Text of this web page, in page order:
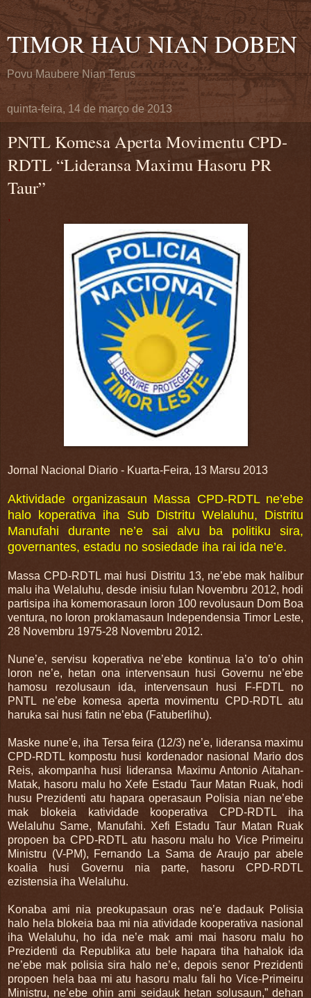
TIMOR HAU NIAN DOBEN
Povu Maubere Nian Terus
quinta-feira, 14 de março de 2013
PNTL Komesa Aperta Movimentu CPD-
RDTL “Lideransa Maximu Hasoru PR
Taur”
,
Jornal Nacional Diario - Kuarta-Feira, 13 Marsu 2013
Aktividade organizasaun Massa CPD-RDTL ne’ebe
halo koperativa iha Sub Distritu Welaluhu, Distritu
Manufahi durante ne’e sai alvu ba politiku sira,
governantes, estadu no sosiedade iha rai ida ne’e.
Massa CPD-RDTL mai husi Distritu 13, ne’ebe mak halibur
malu iha Welaluhu, desde inisiu fulan Novembru 2012, hodi
partisipa iha komemorasaun loron 100 revolusaun Dom Boa
ventura, no loron proklamasaun Independensia Timor Leste,
28 Novembru 1975-28 Novembru 2012.
Nune’e, servisu koperativa ne’ebe kontinua la’o to’o ohin
loron ne’e, hetan ona intervensaun husi Governu ne’ebe
hamosu rezolusaun ida, intervensaun husi F-FDTL no
PNTL ne’ebe komesa aperta movimentu CPD-RDTL atu
haruka sai husi fatin ne’eba (Fatuberlihu).
Maske nune’e, iha Tersa feira (12/3) ne’e, lideransa maximu
CPD-RDTL kompostu husi kordenador nasional Mario dos
Reis, akompanha husi lideransa Maximu Antonio Aitahan-
Matak, hasoru malu ho Xefe Estadu Taur Matan Ruak, hodi
husu Prezidenti atu hapara operasaun Polisia nian ne’ebe
mak blokeia katividade kooperativa CPD-RDTL iha
Welaluhu Same, Manufahi. Xefi Estadu Taur Matan Ruak
propoen ba CPD-RDTL atu hasoru malu ho Vice Primeiru
Ministru (V-PM), Fernando La Sama de Araujo par abele
koalia husi Governu nia parte, hasoru CPD-RDTL
ezistensia iha Welaluhu.
Konaba ami nia preokupasaun oras ne’e dadauk Polisia
halo hela blokeia baa mi nia atividade kooperativa nasional
iha Welaluhu, ho ida ne’e mak ami mai hasoru malu ho
Prezidenti da Republika atu bele hapara tiha hahalok ida
ne’ebe mak polisia sira halo ne’e, depois senor Prezidenti
propoen hela baa mi atu hasoru malu fali ho Vice-Primeiru
Ministru, ne’ebe ohin ami seidauk hetan solusaun,” dehan